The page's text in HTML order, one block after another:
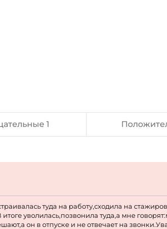
1
туда на работу,сходила на
уволилась,позвонила туда,а мне
он в отпуске и не отвечает на